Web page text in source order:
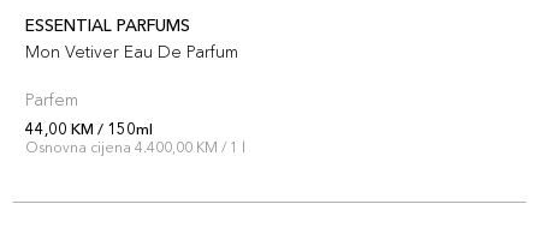
ESSENTIAL PARFUMS
Mon Vetiver Eau De Parfum
Parfem
44,00 KM / 150ml
Osnovna cijena 4.400,00 KM / 1 l